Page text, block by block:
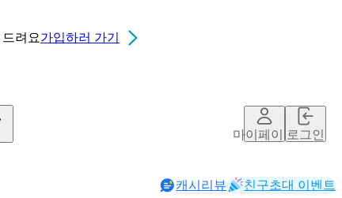
드려요가입하러 가기
마이페이지로그인
캐시리뷰 친구초대 이벤트